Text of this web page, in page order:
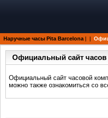
Наручные часы Pita Barcelona | |
Официальный сайт часов
Официальный сайт часовой
можно также ознакомиться со